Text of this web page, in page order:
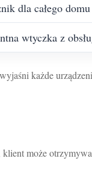
dla całego domu
wtyczka z
każde
może